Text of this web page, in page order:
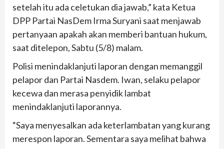
setelah itu ada celetukan dia jawab,” kata Ketua
DPP Partai NasDem Irma Suryani saat menjawab
pertanyaan apakah akan memberi bantuan hukum,
saat ditelepon, Sabtu (5/8) malam.
Polisi menindaklanjuti laporan dengan memanggil
pelapor dan Partai Nasdem. Iwan, selaku pelapor
kecewa dan merasa penyidik lambat
menindaklanjuti laporannya.
“Saya menyesalkan ada keterlambatan yang kurang
merespon laporan. Sementara saya melihat bahwa